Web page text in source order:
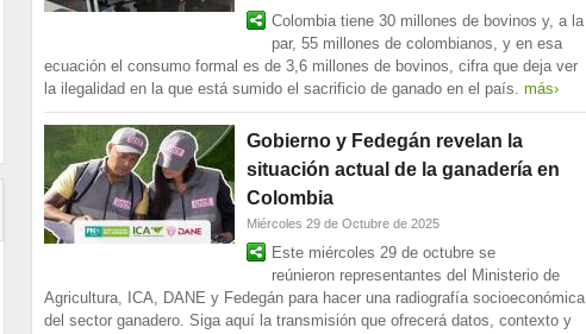
Colombia tiene 30 millones de bovinos y, a la
par, 55 millones de colombianos, y en esa
ecuación el consumo formal es de 3,6 millones de bovinos, cifra que deja ver
la ilegalidad en la que está sumido el sacrificio de ganado en el país. más›
Gobierno y Fedegán revelan la
situación actual de la ganadería en
Colombia
Miércoles 29 de Octubre de 2025
Este miércoles 29 de octubre se
reúnieron representantes del Ministerio de
Agricultura, ICA, DANE y Fedegán para hacer una radiografía socioeconómica
del sector ganadero. Siga aquí la transmisión que ofrecerá datos, contexto y